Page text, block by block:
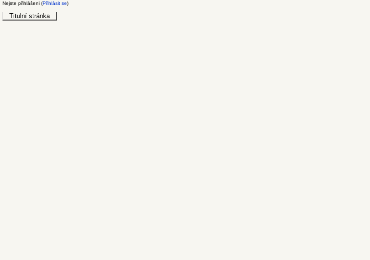
Nejste přihlášeni (Přihlásit se)
Titulní stránka